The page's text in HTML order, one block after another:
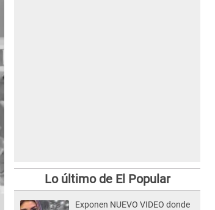
Lo último de El Popular
Exponen NUEVO VIDEO donde